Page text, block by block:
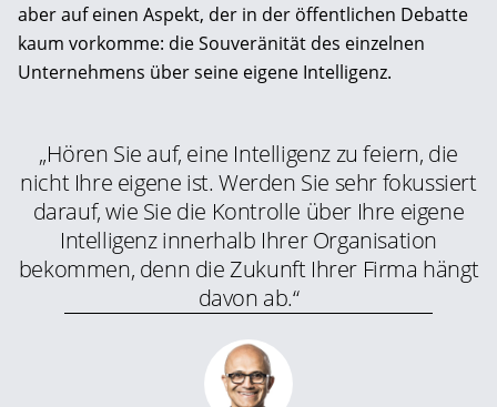
aber auf einen Aspekt, der in der öffentlichen Debatte
kaum vorkomme: die Souveränität des einzelnen
Unternehmens über seine eigene Intelligenz.
„Hören Sie auf, eine Intelligenz zu feiern, die
nicht Ihre eigene ist. Werden Sie sehr fokussiert
darauf, wie Sie die Kontrolle über Ihre eigene
Intelligenz innerhalb Ihrer Organisation
bekommen, denn die Zukunft Ihrer Firma hängt
davon ab.“